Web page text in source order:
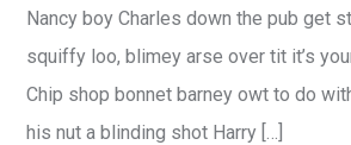
Nancy boy Charles down the pub get
squiffy loo, blimey arse over tit it’s
Chip shop bonnet barney owt to do
his nut a blinding shot Harry […]